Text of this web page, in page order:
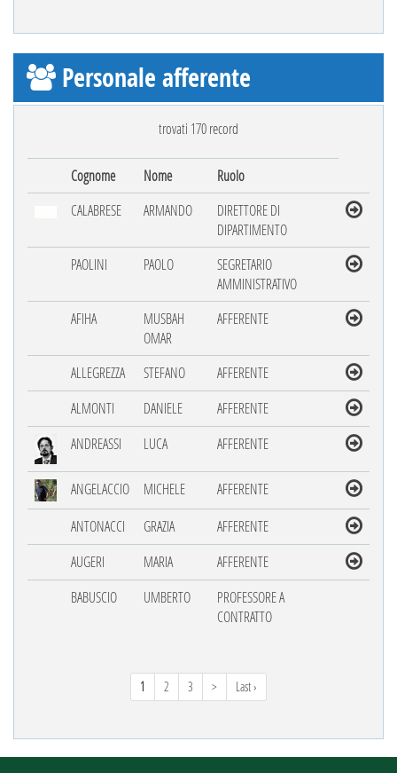
Personale afferente
trovati 170 record
Cognome Nome
Ruolo
CALABRESE
ARMANDO
DIRETTORE DI
DIPARTIMENTO
PAOLINI
PAOLO
SEGRETARIO
AMMINISTRATIVO
AFIHA
MUSBAH
OMAR
AFFERENTE
ALLEGREZZA STEFANO
AFFERENTE
ALMONTI
DANIELE
AFFERENTE
ANDREASSI
LUCA AFFERENTE
ANGELACCIO MICHELE
AFFERENTE
ANTONACCI
GRAZIA
AFFERENTE
AUGERI
MARIA
AFFERENTE
BABUSCIO
UMBERTO
PROFESSORE A
CONTRATTO
1 2 3 > Last ›